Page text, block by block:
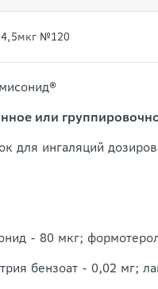
№120
®
или
для ингаляций
- 80 мкг;
бензоат - 0,02 мг;